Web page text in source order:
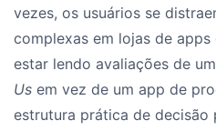
vezes, os usuários se
complexas em lojas de
estar lendo avaliações de
Us em vez de um app de
estrutura prática de decisão